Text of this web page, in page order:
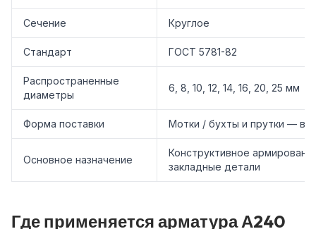
Сечение Круглое
Стандарт ГОСТ 5781-82
Распространенные
диаметры
6, 8, 10, 12, 14, 16, 20, 25 мм
Форма поставки Мотки / бухты и прутки — в
Основное назначение
Конструктивное
закладные детали
Где применяется арматура А240